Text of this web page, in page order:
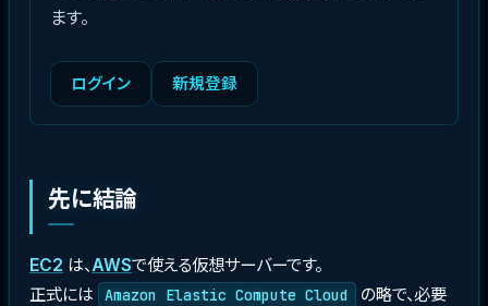
ます。
ログイン 新規登録
先に結論
EC2 は、AWSで使える仮想サーバーです。
正式には
Amazon Elastic Compute Cloud
の略で、必要